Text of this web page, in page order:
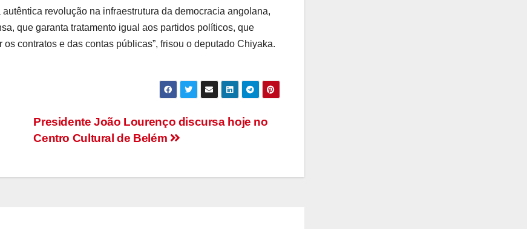
revolução na infraestrutura da democracia angolana,
que garanta tratamento igual aos partidos políticos, que
contratos e das contas públicas”, frisou o deputado Chiyaka.
Presidente João Lourenço discursa hoje no
Centro Cultural de Belém